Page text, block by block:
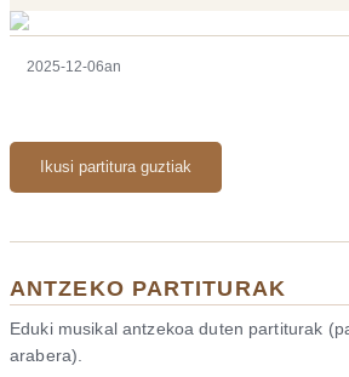
2025-12-06an
Ikusi partitura guztiak
ANTZEKO PARTITURAK
Eduki musikal antzekoa duten partiturak
arabera).